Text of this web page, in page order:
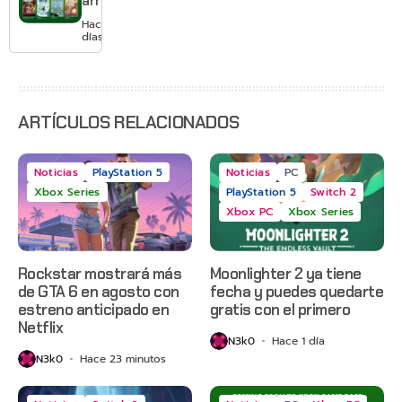
suscripción
agosto
con
Gears of
2 y más
Hace 2
días
ARTÍCULOS RELACIONADOS
Noticias
PlayStation 5
Xbox Series
Rockstar mostrará más
de GTA 6 en agosto con
estreno anticipado en
Netflix
N3k0 Hace 23 minutos
Noticias
PC
PlayStation 5
Switch 2
Xbox PC
Xbox Series
Moonlighter 2 ya tiene
fecha y puedes quedarte
gratis con el primero
N3k0 Hace 1 día